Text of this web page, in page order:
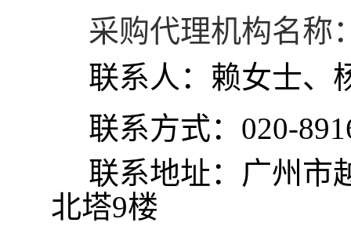
采购代理机构名称
联系人： 赖女士、
联系方式： 020-
联系地址：广州市
北塔9楼